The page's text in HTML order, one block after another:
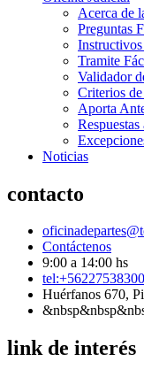
Acerca de
Preguntas
Tramite
Validador
Criterios
Aporta
Noticias
contacto
Contáctenos
9:00 a 14:00 hs
tel:+56227538300
Huérfanos 670,
link de interés